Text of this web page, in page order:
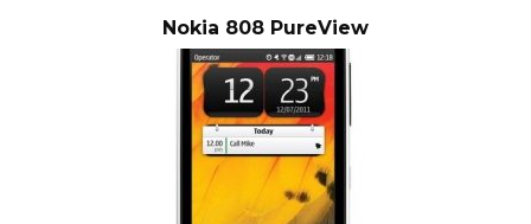
Nokia 808 PureView